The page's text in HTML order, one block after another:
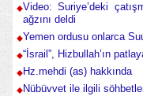
Video: Suriye’deki
ağzını deldi
Yemen ordusu onlarca
“İsrail”, Hizbullah’ın
Hz.mehdi (as) hakkında
Nübüvvet ile ilgili